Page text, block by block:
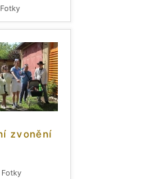
zvonění
Fotky